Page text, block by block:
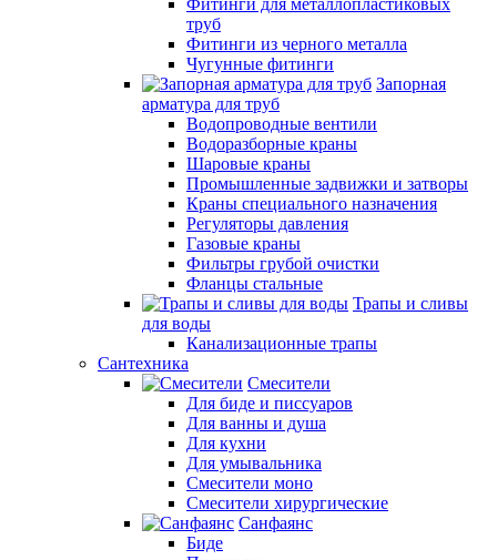
Фитинги для металлопластиковых
труб
Фитинги из черного металла
Чугунные фитинги
Запорная
арматура для труб
Водопроводные вентили
Водоразборные краны
Шаровые краны
Промышленные задвижки и затворы
Краны специального назначения
Регуляторы давления
Газовые краны
Фильтры грубой очистки
Фланцы стальные
Трапы и сливы
для воды
Канализационные трапы
Сантехника
Смесители
Для биде и писсуаров
Для ванны и душа
Для кухни
Для умывальника
Смесители моно
Смесители хирургические
Санфаянс
Биде